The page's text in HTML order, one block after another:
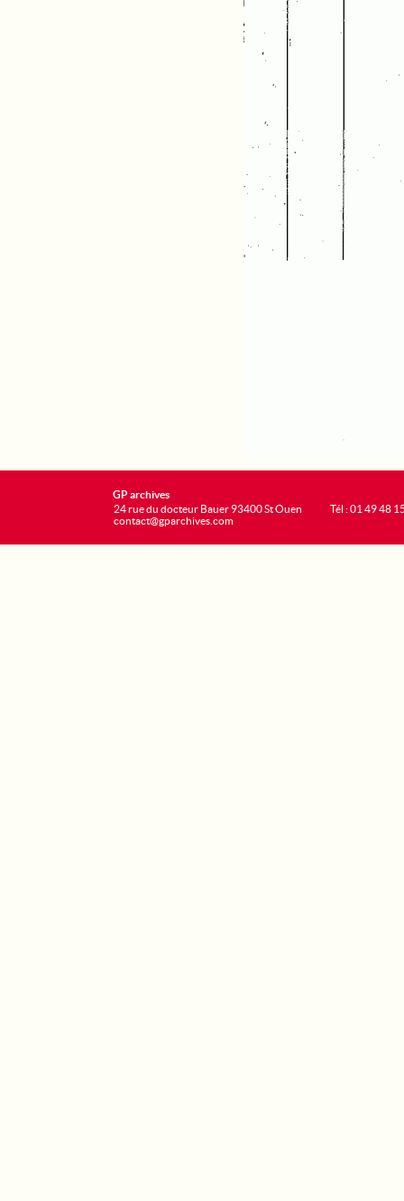
GP archives
24 rue du docteur Bauer 93400 St Ouen
contact@gparchives.com
Tél : 01 49 48